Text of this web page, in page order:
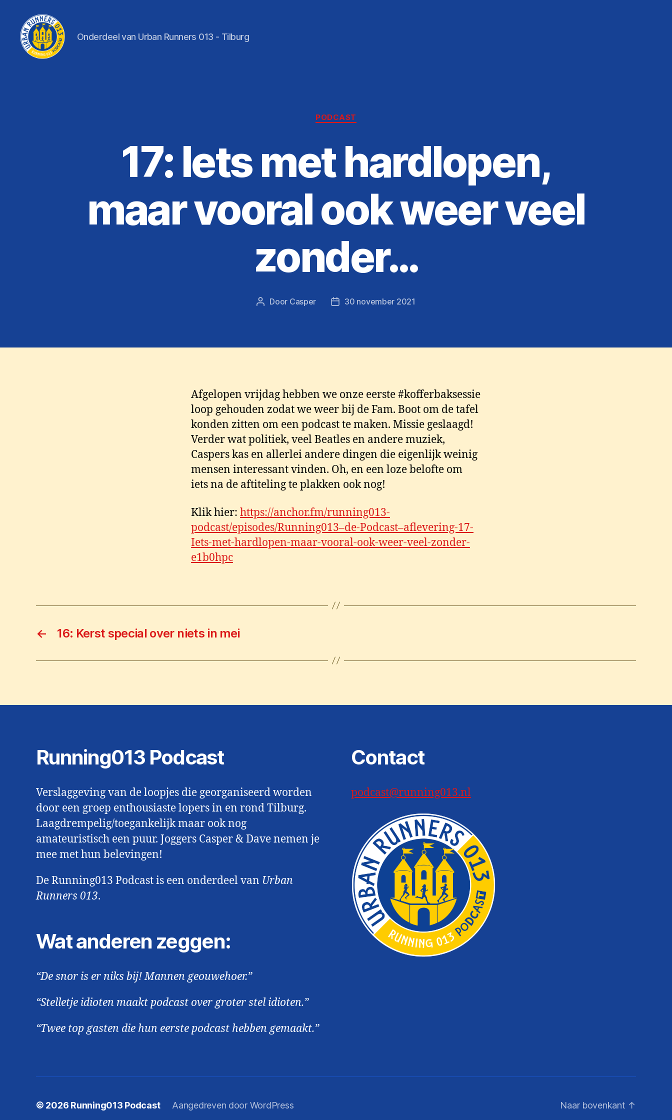
Onderdeel van Urban Runners 013 - Tilburg
Categorieën
PODCAST
17: Iets met hardlopen,
maar vooral ook weer veel
zonder…
Berichtauteur
Door Casper Berichtdatum
30 november 2021
Afgelopen vrijdag hebben we onze eerste #kofferbaksessie
loop gehouden zodat we weer bij de Fam. Boot om de tafel
konden zitten om een podcast te maken. Missie geslaagd!
Verder wat politiek, veel Beatles en andere muziek,
Caspers kas en allerlei andere dingen die eigenlijk weinig
mensen interessant vinden. Oh, en een loze belofte om
iets na de aftiteling te plakken ook nog!
Klik hier: https://anchor.fm/running013-
podcast/episodes/Running013–de-Podcast–aflevering-17-
Iets-met-hardlopen-maar-vooral-ook-weer-veel-zonder-
e1b0hpc
← 16: Kerst special over niets in mei
Running013 Podcast
Verslaggeving van de loopjes die georganiseerd worden
door een groep enthousiaste lopers in en rond Tilburg.
Laagdrempelig/toegankelijk maar ook nog
amateuristisch een puur. Joggers Casper & Dave nemen je
mee met hun belevingen!
De Running013 Podcast is een onderdeel van Urban
Runners 013.
Wat anderen zeggen:
“De snor is er niks bij! Mannen geouwehoer.”
“Stelletje idioten maakt podcast over groter stel idioten.”
“Twee top gasten die hun eerste podcast hebben gemaakt.”
Contact
podcast@running013.nl
© 2026 Running013 Podcast Aangedreven door WordPress Naar bovenkant ↑